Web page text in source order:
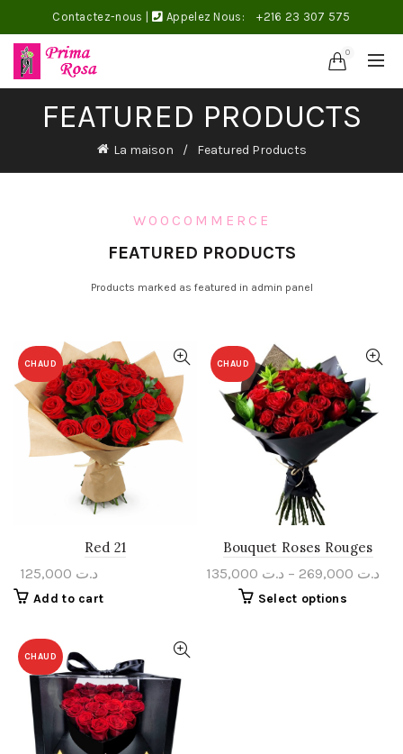
Contactez-nous Appelez Nous: +216 23 307 575
0
FEATURED PRODUCTS
La maison Featured Products
WOOCOMMERCE
FEATURED PRODUCTS
Products marked as featured in admin panel
CHAUD
Red 21
د.ت
Add to cart
CHAUD
Bouquet Roses Rouges
د.ت – د.ت
Select options
CHAUD